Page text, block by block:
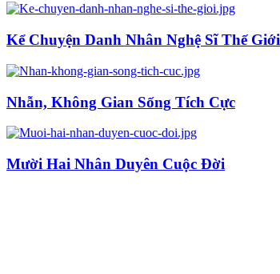
Kể Chuyện Danh Nhân Nghệ Sĩ Thế Giới
Nhẫn, Không Gian Sống Tích Cực
Mười Hai Nhân Duyên Cuộc Đời